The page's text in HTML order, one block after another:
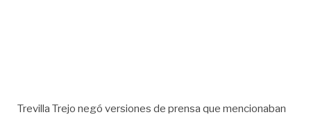
Trevilla Trejo negó versiones de prensa que mencionaban